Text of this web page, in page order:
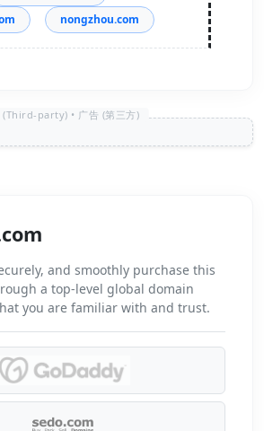
nongzhou.com
and smoothly purchase this
a top-level global domain
you are familiar with and trust.